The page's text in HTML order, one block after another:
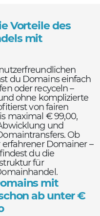
Vorteile des
mit
du Domains einfach
oder recyceln –
ohne komplizierte
von fairen
maximal € 99,00,
und
Ob
erfahrener Domainer –
du die
für
mit
ab unter €